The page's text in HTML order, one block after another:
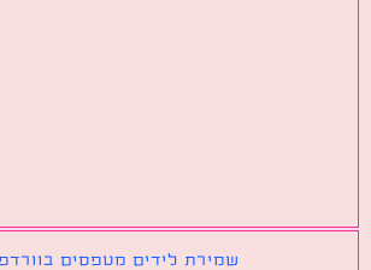
שמירת לידים מטפסים בוורדפרס